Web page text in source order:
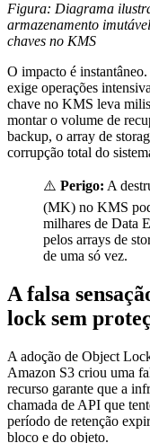
Figura: Diagrama
armazenamento
chaves no KMS
O impacto é
exige operações
chave no KMS leva
montar o volume de
backup, o array de
corrupção total do
⚠️ Perigo: A
(MK) no KMS
milhares de Data
pelos arrays de
de uma só vez.
A falsa
lock sem
A adoção de Object
Amazon S3 criou uma
recurso garante que a
chamada de API que
período de retenção
bloco e do objeto.